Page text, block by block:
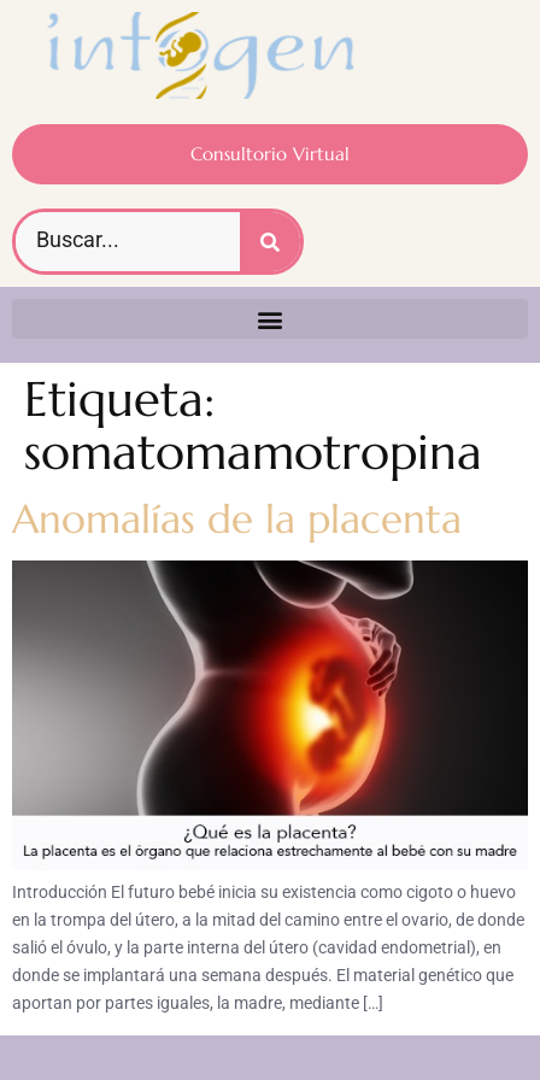
Consultorio Virtual
Etiqueta:
somatomamotropina
Anomalías de la placenta
Introducción El futuro bebé inicia su existencia como cigoto o huevo
en la trompa del útero, a la mitad del camino entre el ovario, de donde
salió el óvulo, y la parte interna del útero (cavidad endometrial), en
donde se implantará una semana después. El material genético que
aportan por partes iguales, la madre, mediante […]